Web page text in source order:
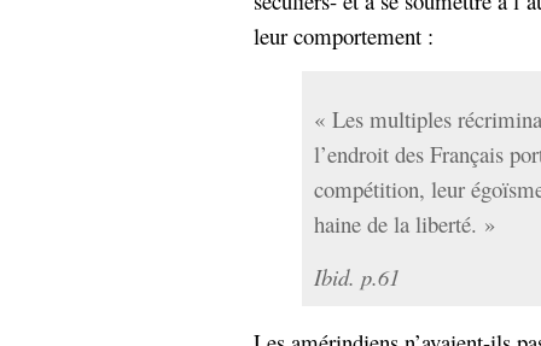
leur comportement :
« Les multiples
l’endroit des Français
compétition, leur
haine de la liberté. »
Ibid. p.61